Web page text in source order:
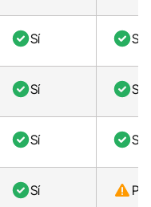
Sí Sí
Sí Sí
Sí Sí
Sí